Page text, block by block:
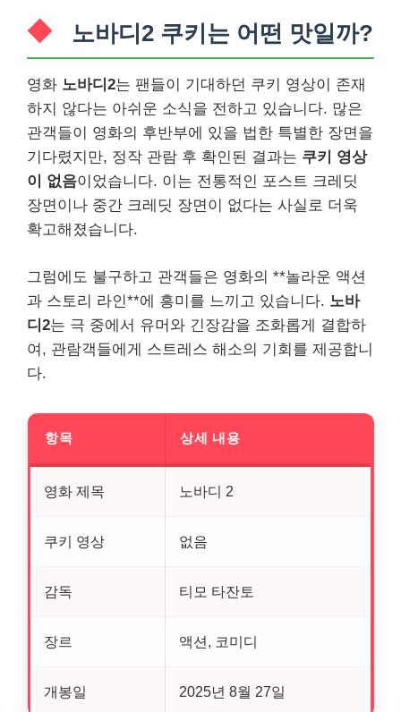
노바디2 쿠키는 어떤 맛일까?
영화 노바디2는 팬들이 기대하던 쿠키 영상이 존재
하지 않다는 아쉬운 소식을 전하고 있습니다. 많은
관객들이 영화의 후반부에 있을 법한 특별한 장면을
기다렸지만, 정작 관람 후 확인된 결과는 쿠키 영상
이 없음이었습니다. 이는 전통적인 포스트 크레딧
장면이나 중간 크레딧 장면이 없다는 사실로 더욱
확고해졌습니다.
그럼에도 불구하고 관객들은 영화의 **놀라운 액션
과 스토리 라인**에 흥미를 느끼고 있습니다. 노바
디2는 극 중에서 유머와 긴장감을 조화롭게 결합하
여, 관람객들에게 스트레스 해소의 기회를 제공합니
다.
항목 상세 내용
영화 제목 노바디 2
쿠키 영상 없음
감독 티모 타잔토
장르 액션, 코미디
개봉일 2025년 8월 27일